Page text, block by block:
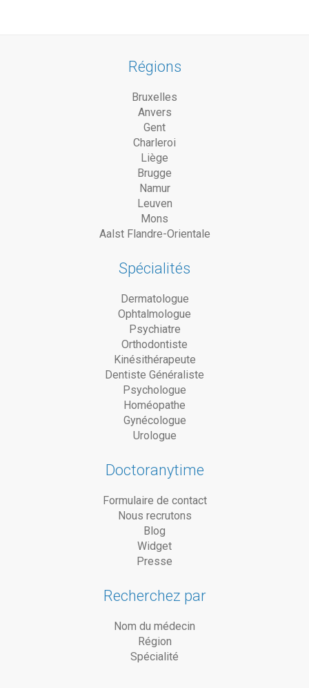
Régions
Bruxelles
Anvers
Gent
Charleroi
Liège
Brugge
Namur
Leuven
Mons
Aalst Flandre-Orientale
Spécialités
Dermatologue
Ophtalmologue
Psychiatre
Orthodontiste
Kinésithérapeute
Dentiste Généraliste
Psychologue
Homéopathe
Gynécologue
Urologue
Doctoranytime
Formulaire de contact
Nous recrutons
Blog
Widget
Presse
Recherchez par
Nom du médecin
Région
Spécialité